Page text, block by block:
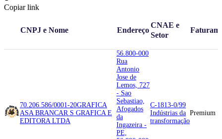
Copiar link
CNPJ e Nome Endereço
CNAE e
Setor
70.206.586/0001-20GRAFICA
ASA BRANCAR S GRAFICA E
EDITORA LTDA
56.800-000
Rua
Antonio
Jose de
Lemos, 727
- Sao
Sebastiao,
Afogados
da
Ingazeira -
PE,
C-1813-0/99
Indústrias da
transformação
Premium